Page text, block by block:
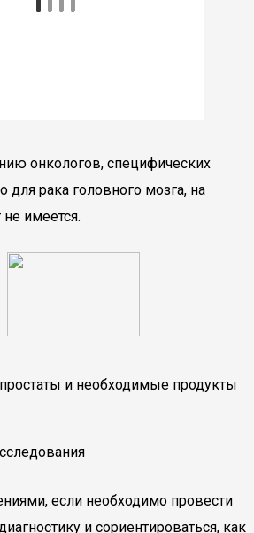
онкологов, специфических
для рака головного мозга, на
имеется.
и необходимые продукты
если необходимо провести
и сориентироваться, как